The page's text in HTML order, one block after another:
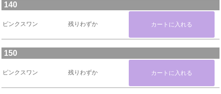
140
ピンクスワン 残りわずか
150
ピンクスワン 残りわずか